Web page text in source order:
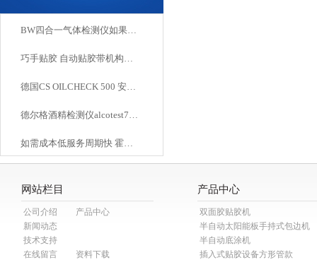
BW四合一气体检测仪如果选择
巧手贴胶 自动贴胶带机构工作原理介绍
德国CS OILCHECK 500 安装注意事项
德尔格酒精检测仪alcotest7000技术参数
如需成本低服务周期快 霍尼韦尔气体检测仪维修找哪里
网站栏目
公司介绍
产品中心
新闻动态
技术支持
在线留言
资料下载
产品中心
双面胶贴胶机
半自动太阳能板手持式包边机
半自动底涂机
插入式贴胶设备方形管款